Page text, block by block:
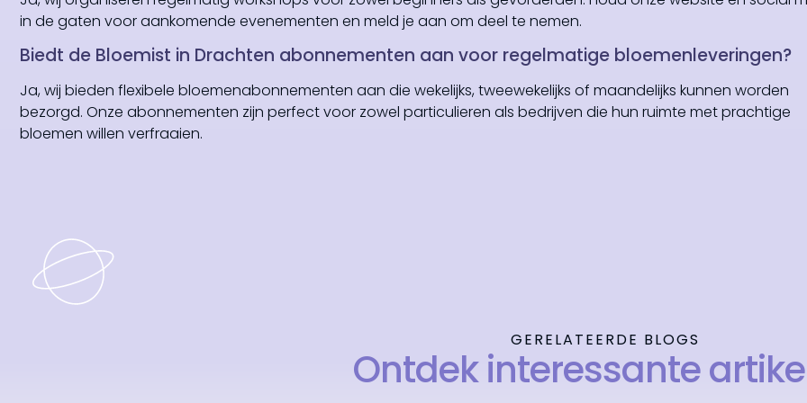
in de gaten voor aankomende evenementen en meld je aan om deel te nemen.
Biedt de Bloemist in Drachten abonnementen aan voor regelmatige bloemenleveringen?
Ja, wij bieden flexibele bloemenabonnementen aan die wekelijks, tweewekelijks of maandelijks kunnen worden
bezorgd. Onze abonnementen zijn perfect voor zowel particulieren als bedrijven die hun ruimte met prachtige
bloemen willen verfraaien.
GERELATEERDE BLOGS
Ontdek interessante